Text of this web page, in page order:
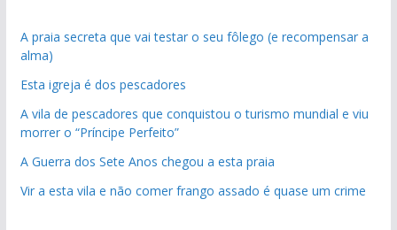
A praia secreta que vai testar o seu fôlego (e recompensar a
alma)
Esta igreja é dos pescadores
A vila de pescadores que conquistou o turismo mundial e viu
morrer o “Príncipe Perfeito”
A Guerra dos Sete Anos chegou a esta praia
Vir a esta vila e não comer frango assado é quase um crime